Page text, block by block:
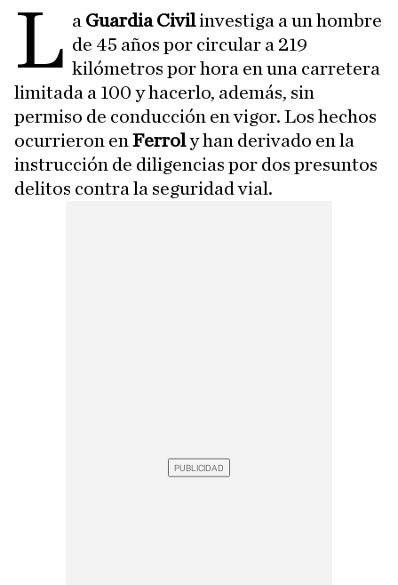
L a Guardia Civilinvestiga a un hombre
de 45 años por circular a 219
kilómetros por hora en una carretera
limitada a 100 y hacerlo, además, sin
permiso de conducción en vigor. Los hechos
ocurrieron en Ferroly han derivado en la
instrucción de diligencias por dos presuntos
delitos contra la seguridad vial.